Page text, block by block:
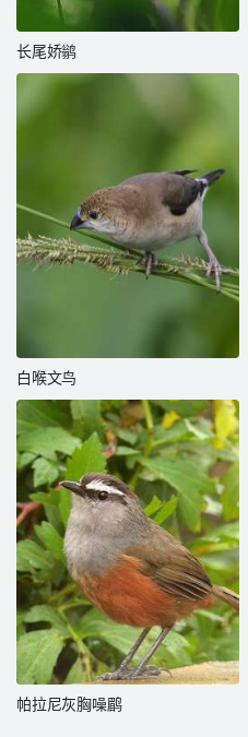
长尾娇鹟
白喉文鸟
帕拉尼灰胸噪鹛